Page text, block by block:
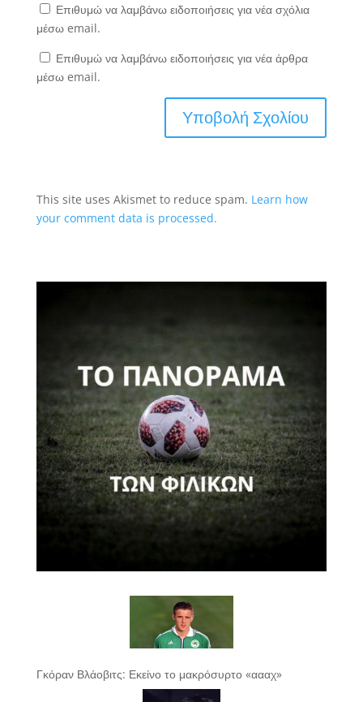
Επιθυμώ να λαμβάνω ειδοποιήσεις για νέα σχόλια
μέσω email.
Επιθυμώ να λαμβάνω ειδοποιήσεις για νέα άρθρα
μέσω email.
This site uses Akismet to reduce spam. Learn how
your comment data is processed.
Γκόραν Βλάοβιτς: Εκείνο το μακρόσυρτο «αααχ»